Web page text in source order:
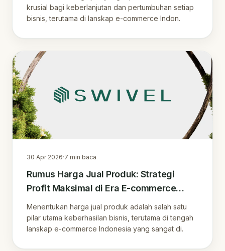
krusial bagi keberlanjutan dan pertumbuhan setiap
bisnis, terutama di lanskap e-commerce Indon.
30 Apr 2026·7 min baca
Rumus Harga Jual Produk: Strategi
Profit Maksimal di Era E-commerce
2024
Menentukan harga jual produk adalah salah satu
pilar utama keberhasilan bisnis, terutama di tengah
lanskap e-commerce Indonesia yang sangat di.